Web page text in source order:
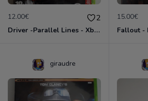
12.00€ 2
Driver -Parallel Lines - Xbox
15.00€
giraudre